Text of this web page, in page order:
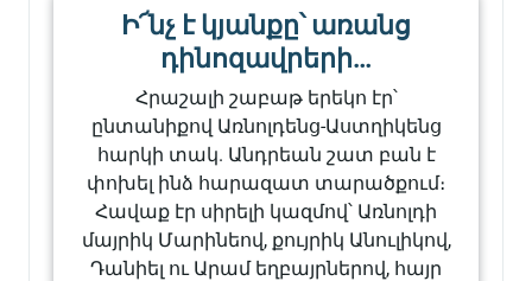
Ի՜նչ է կյանքը՝ առանց
դինոզավրերի…
Հրաշալի շաբաթ երեկո էր՝
ընտանիքով Առնոլդենց-Աստղիկենց
հարկի տակ. Անդրեան շատ բան է
փոխել ինձ հարազատ տարածքում։
Հավաք էր սիրելի կազմով՝ Առնոլդի
մայրիկ Մարինեով, քույրիկ Անուլիկով,
Դանիել ու Արամ եղբայրներով, հայր